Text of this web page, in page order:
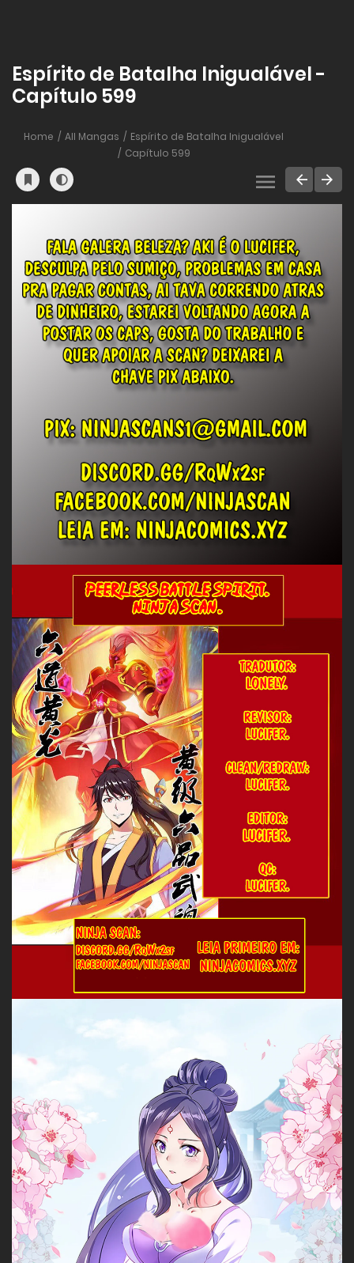
Espírito de Batalha Inigualável -
Capítulo 599
Home All Mangas
Espírito de Batalha Inigualável
Capítulo 599